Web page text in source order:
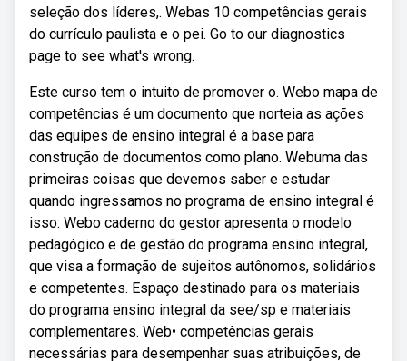
seleção dos líderes,. Webas 10 competências gerais
do currículo paulista e o pei. Go to our diagnostics
page to see what's wrong.
Este curso tem o intuito de promover o. Webo mapa de
competências é um documento que norteia as ações
das equipes de ensino integral é a base para
construção de documentos como plano. Webuma das
primeiras coisas que devemos saber e estudar
quando ingressamos no programa de ensino integral é
isso: Webo caderno do gestor apresenta o modelo
pedagógico e de gestão do programa ensino integral,
que visa a formação de sujeitos autônomos, solidários
e competentes. Espaço destinado para os materiais
do programa ensino integral da see/sp e materiais
complementares. Web• competências gerais
necessárias para desempenhar suas atribuições, de